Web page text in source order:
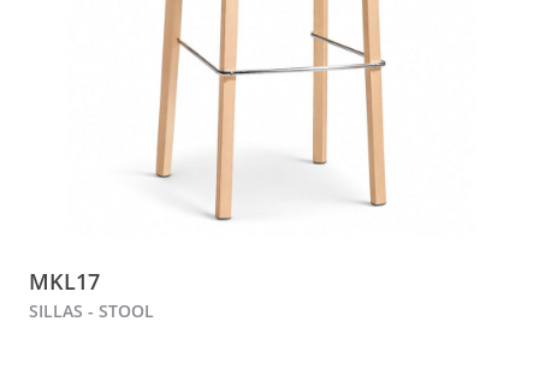
MKL17
SILLAS - STOOL